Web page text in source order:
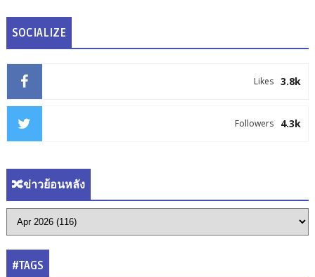
SOCIALIZE
3.8k
Likes
4.3k
Followers
🔀ข่าวย้อนหลัง
#TAGS